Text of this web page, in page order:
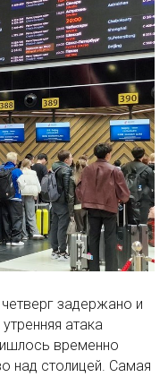
задержано и
атака
временно
над столицей. Самая